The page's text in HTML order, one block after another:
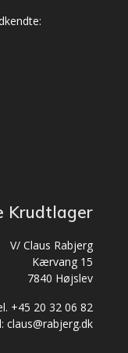
Krudtlager
V/ Claus Rabjerg
Kærvang 15
7840 Højslev
+45 20 32 06 82
claus@rabjerg.dk